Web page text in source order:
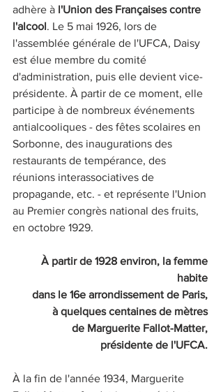
adhère à l'Union des Françaises contre
l'alcool. Le 5 mai 1926, lors de
l'assemblée générale de l'UFCA, Daisy
est élue membre du comité
d'administration, puis elle devient vice-
présidente. À partir de ce moment, elle
participe à de nombreux événements
antialcooliques - des fêtes scolaires en
Sorbonne, des inaugurations des
restaurants de tempérance, des
réunions interassociatives de
propagande, etc. - et représente l'Union
au Premier congrès national des fruits,
en octobre 1929.
À partir de 1928 environ, la femme
habite
dans le 16e arrondissement de Paris,
à quelques centaines de mètres
de Marguerite Fallot-Matter,
présidente de l'UFCA.
À la fin de l'année 1934, Marguerite